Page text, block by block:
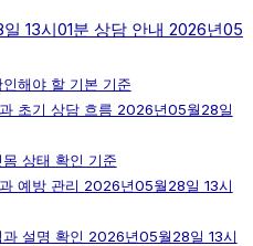
13시01분 상담 안내 2026년05
해야 할 기본 기준
초기 상담 흐름 2026년05월28일
상태 확인 기준
예방 관리 2026년05월28일 13시
과 설명 확인 2026년05월28일 13시